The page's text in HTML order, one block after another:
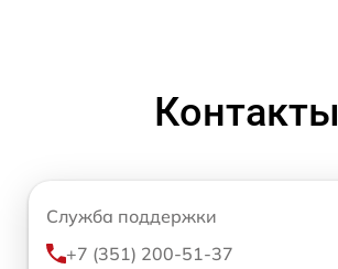
Контакты
Служба поддержки
+7 (351) 200-51-37